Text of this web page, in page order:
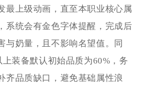
最上级动画，直至本职业核心属
系统会有金色字体提醒，完成后
与奶量，且不影响名望值。同
上装备默认初始品质为60%，务
齐品质缺口，避免基础属性浪